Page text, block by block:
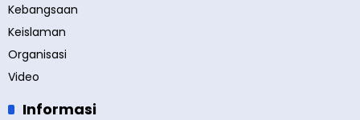
Kebangsaan
Keislaman
Organisasi
Video
Informasi